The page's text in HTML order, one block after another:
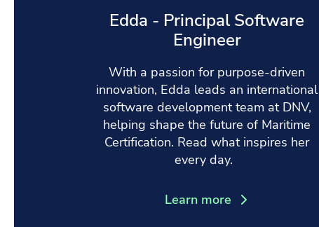
Edda - Principal Software
Engineer
With a passion for purpose-driven
innovation, Edda leads an international
software development team at DNV,
helping shape the future of Maritime
Certification. Read what inspires her
every day.
Learn more